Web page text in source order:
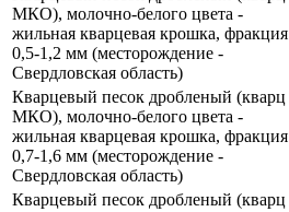
МКО), молочно-белого цвета -
жильная кварцевая крошка, фракция
0,5-1,2 мм (месторождение -
Свердловская область)
Кварцевый песок дробленый (кварц
МКО), молочно-белого цвета -
жильная кварцевая крошка, фракция
0,7-1,6 мм (месторождение -
Свердловская область)
Кварцевый песок дробленый (кварц